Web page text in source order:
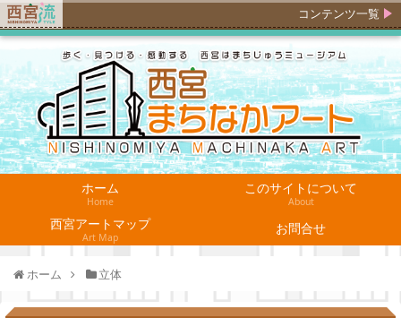
コンテンツ一覧
ホーム
Home
このサイトについて
About
西宮アートマップ
Art Map
お問合せ
ホーム 立体